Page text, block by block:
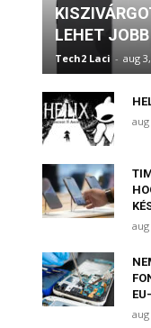
LEHET
Tech2 Laci - aug
aug
aug
aug